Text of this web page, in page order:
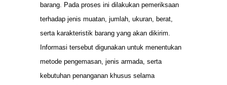
barang. Pada proses ini dilakukan pemeriksaan
terhadap jenis muatan, jumlah, ukuran, berat,
serta karakteristik barang yang akan dikirim.
Informasi tersebut digunakan untuk menentukan
metode pengemasan, jenis armada, serta
kebutuhan penanganan khusus selama